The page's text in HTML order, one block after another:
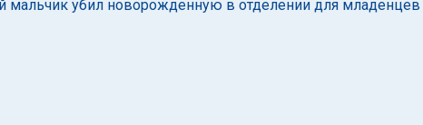
мальчик убил новорожденную в отделении для младенцев